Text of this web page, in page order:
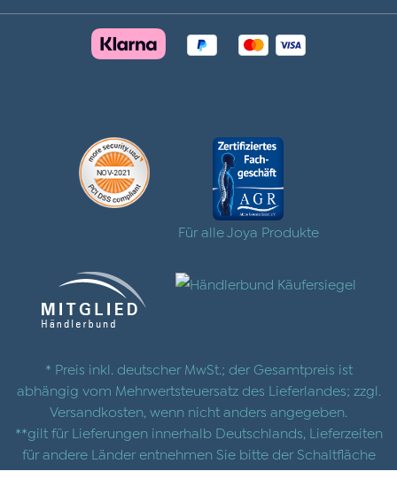
Für alle Joya Produkte
* Preis inkl. deutscher MwSt.; der Gesamtpreis ist
abhängig vom Mehrwertsteuersatz des Lieferlandes; zzgl.
Versandkosten , wenn nicht anders angegeben.
**gilt für Lieferungen innerhalb Deutschlands, Lieferzeiten
für andere Länder entnehmen Sie bitte der Schaltfläche
mit denVersandinformationen